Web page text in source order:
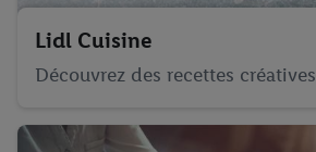
Lidl Cuisine
Découvrez des recettes créatives